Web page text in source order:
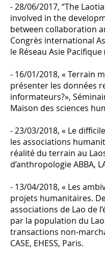
- 28/06/2017, “The
involved in the
between collaboration
Congrès international
le Réseau Asie Pacifique
- 16/01/2018, « Terrain
présenter les données
informateurs?»,
Maison des sciences
- 23/03/2018, « Le
les associations
réalité du terrain au
d’anthropologie ABBA,
- 13/04/2018, « Les
projets humanitaires.
associations de Lao de
par la population du
transactions non-
CASE, EHESS, Paris.